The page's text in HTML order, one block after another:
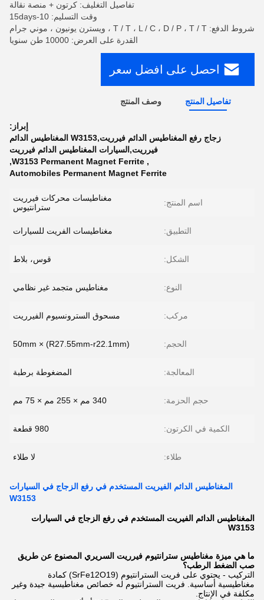
تفاصيل التغليف: كرتون + منصة نقالة
وقت التسليم: 10-15days
شروط الدفع: T / T ، L / C ، D / P ، T / T ، ويسترن يونيون ، موني جرام
القدرة على العرض: 10000 طن سنويا
احصل على افضل سعر
تفاصيل المنتج وصف المنتج
إبراز:
زجاج رفع المغناطيس الدائم فيرريت,W3153 المغناطيس الدائم
فيرريت,السيارات المغناطيس الدائم فيرريت
,
W3153 Permanent Magnet Ferrite
,
Automobiles Permanent Magnet Ferrite
اسم المنتج:
مغناطيسات محركات فيرريت
سترانتيوس
التطبيق: مغناطيسات الفريت للسيارات
الشكل: قوس، بلاط
النوع: مغناطيس متجمد غير نظامي
مركب: مسحوق السترونسيوم الفيرريت
الحجم: (R27.55mm-r22.1mm) × 50mm
المعالجة: المضغوطة برطبة
حجم الحزمة: 340 مم × 255 مم × 75 مم
الكمية في الكرتون: 980 قطعة
طلاء: لا طلاء
المغناطيس الدائم الفيريت المستخدم في رفع الزجاج في السيارات
W3153
المغناطيس الدائم الفيريت المستخدم في رفع الزجاج في السيارات
W3153
ما هي ميزة مغناطيس سترانتيوم فيرريت السريري المصنوع عن طريق
صب الضغط الرطب؟
التركيب - يحتوي على فريت السترانتيوم (SrFe12O19) كمادة
مغناطيسية أساسية. فريت السترانتيوم له خصائص مغناطيسية جيدة وغير
مكلفة في الإنتاج.